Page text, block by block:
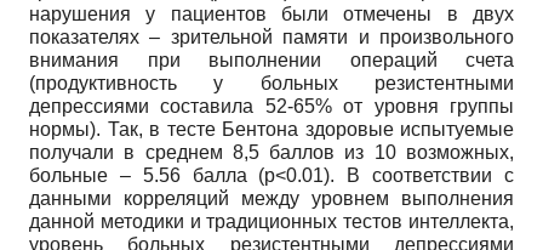
нарушения у пациентов были отмечены в двух
показателях – зрительной памяти и произвольного
внимания при выполнении операций счета
(продуктивность у больных резистентными
депрессиями составила 52-65% от уровня группы
нормы). Так, в тесте Бентона здоровые испытуемые
получали в среднем 8,5 баллов из 10 возможных,
больные – 5.56 балла (p<0.01). В соответствии с
данными корреляций между уровнем выполнения
данной методики и традиционных тестов интеллекта,
уровень больных резистентными депрессиями